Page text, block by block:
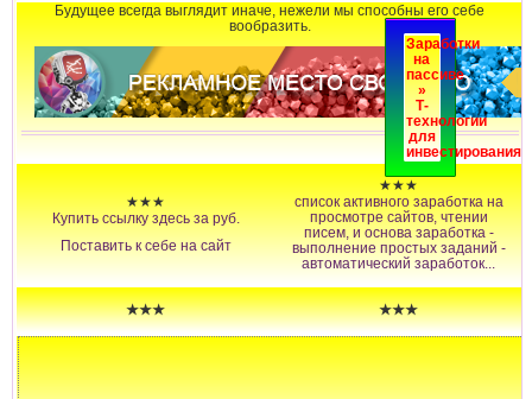
Заработки
на
пассиве
»
Т-
технологии
для
инвестирования
Будущее всегда выглядит иначе, нежели мы способны его себе
вообразить.
★★★
Купить ссылку здесь за руб.
Поставить к себе на сайт
★★★
список активного заработка на
просмотре сайтов, чтении
писем, и основа заработка -
выполнение простых заданий -
автоматический заработок...
★★★ ★★★